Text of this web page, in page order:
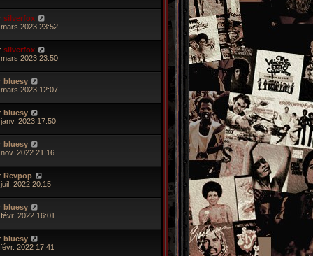
silverfox
2023 23:52
silverfox
2023 23:50
bluesy
2023 12:07
bluesy
2023 17:50
bluesy
2022 21:16
Revpop
2022 20:15
bluesy
2022 16:01
bluesy
2022 17:41